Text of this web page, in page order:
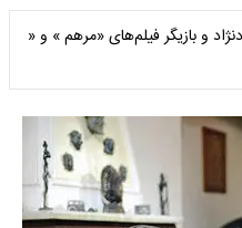
و بازیگر فیلم‌های «مرهم » و «